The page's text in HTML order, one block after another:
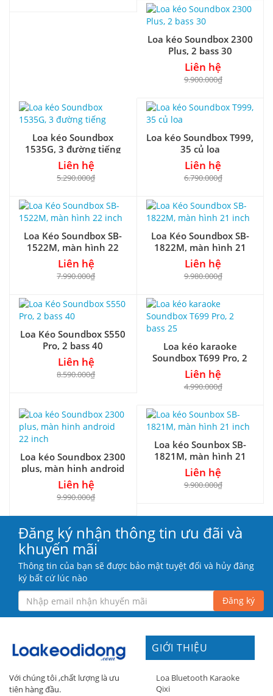
Loa kéo Soundbox 2300
Plus, 2 bass 30
Liên hệ
9.900.000₫
Loa kéo Soundbox
1535G, 3 đường tiếng
Liên hệ
5.290.000₫
Loa kéo Soundbox T999,
35 củ loa
Liên hệ
6.790.000₫
Loa Kéo Soundbox SB-
1522M, màn hình 22
inch
Liên hệ
7.990.000₫
Loa Kéo Soundbox SB-
1822M, màn hình 21
inch
Liên hệ
9.980.000₫
Loa Kéo Soundbox S550
Pro, 2 bass 40
Liên hệ
8.590.000₫
Loa kéo karaoke
Soundbox T699 Pro, 2
bass 25
Liên hệ
4.990.000₫
Loa kéo Soundbox 2300
plus, màn hinh android
22 inch
Liên hệ
9.990.000₫
Loa kéo Sounbox SB-
1821M, màn hình 21
inch
Liên hệ
9.900.000₫
Đăng ký nhận thông tin ưu đãi và
khuyến mãi
Thông tin của bạn sẽ được bảo mật tuyệt đối và hủy đăng
ký bất cứ lúc nào
Đăng ký
Với chúng tôi ,chất lượng là ưu
tiên hàng đầu.
GIỚI THIỆU
Loa Bluetooth Karaoke
Qixi